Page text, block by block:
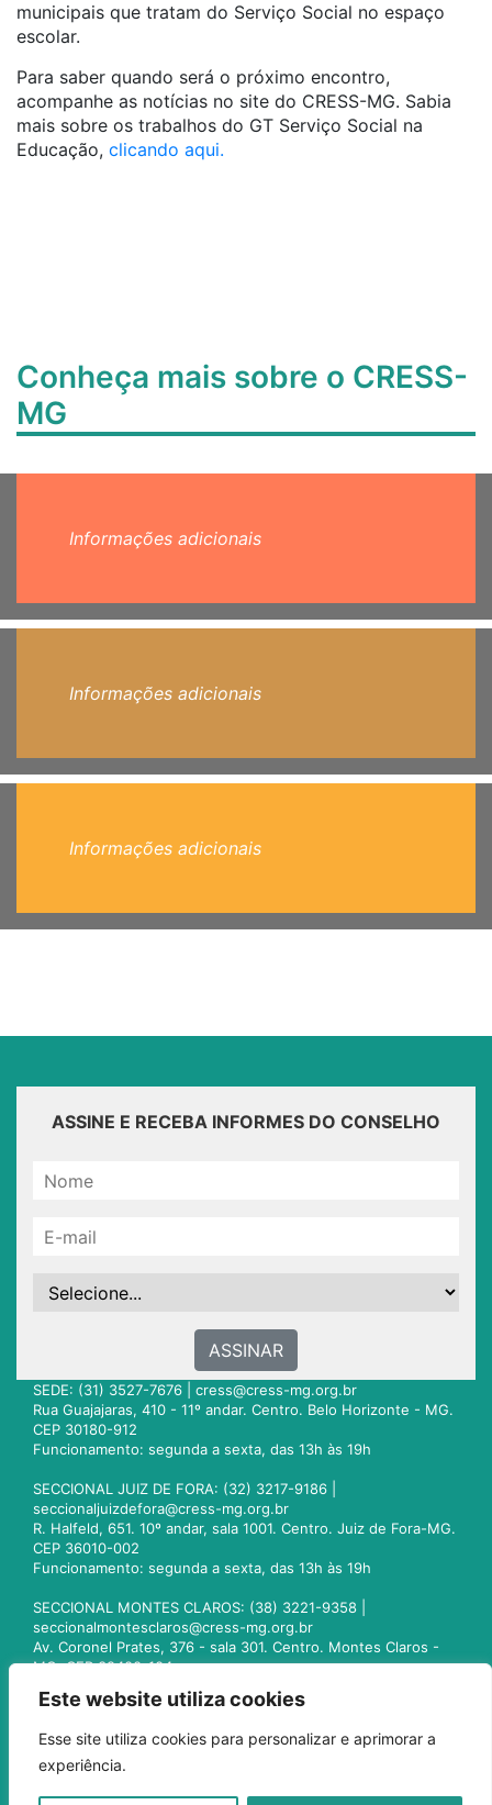
Este website utiliza cookies
Esse site utiliza cookies para personalizar e aprimorar a
experiência.
municipais que tratam do Serviço Social no espaço
escolar.
Para saber quando será o próximo encontro,
acompanhe as notícias no site do CRESS-MG. Sabia
mais sobre os trabalhos do GT Serviço Social na
Educação, clicando aqui.
Conheça mais sobre o CRESS-
MG
Informações adicionais
Informações adicionais
Informações adicionais
ASSINE E RECEBA INFORMES DO CONSELHO
ASSINAR
SEDE: (31) 3527-7676 | cress@cress-mg.org.br
Rua Guajajaras, 410 - 11º andar. Centro. Belo Horizonte - MG.
CEP 30180-912
Funcionamento: segunda a sexta, das 13h às 19h
SECCIONAL JUIZ DE FORA: (32) 3217-9186 |
seccionaljuizdefora@cress-mg.org.br
R. Halfeld, 651. 10º andar, sala 1001. Centro. Juiz de Fora-MG.
CEP 36010-002
Funcionamento: segunda a sexta, das 13h às 19h
SECCIONAL MONTES CLAROS: (38) 3221-9358 |
seccionalmontesclaros@cress-mg.org.br
Av. Coronel Prates, 376 - sala 301. Centro. Montes Claros -
MG. CEP 39400-104
seccionaluberlandia@cress-mg.org.br
Av. Afonso Pena, 547 - sala 101. Uberlândia - MG. CEP